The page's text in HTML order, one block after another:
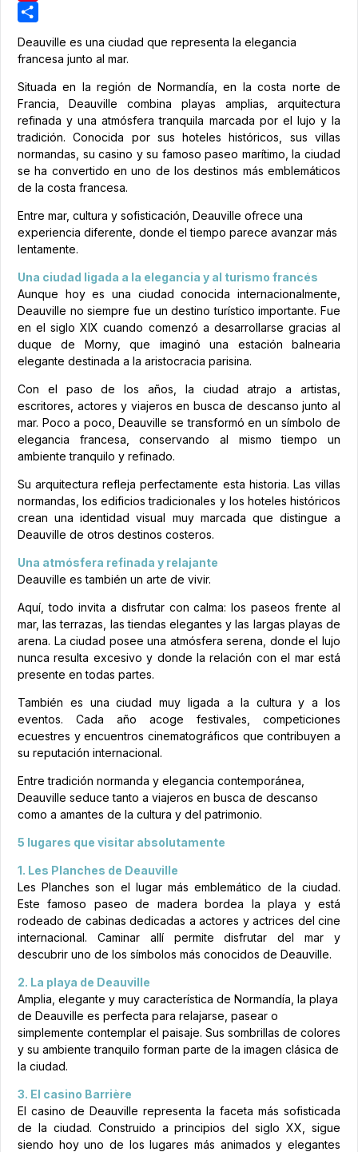
Pinterest
Deauville es una ciudad que representa la elegancia
francesa junto al mar.
Situada en la región de Normandía, en la costa norte de
Francia, Deauville combina playas amplias, arquitectura
refinada y una atmósfera tranquila marcada por el lujo y la
tradición. Conocida por sus hoteles históricos, sus villas
normandas, su casino y su famoso paseo marítimo, la ciudad
se ha convertido en uno de los destinos más emblemáticos
de la costa francesa.
Entre mar, cultura y sofisticación, Deauville ofrece una
experiencia diferente, donde el tiempo parece avanzar más
lentamente.
Una ciudad ligada a la elegancia y al turismo francés
Aunque hoy es una ciudad conocida internacionalmente,
Deauville no siempre fue un destino turístico importante. Fue
en el siglo XIX cuando comenzó a desarrollarse gracias al
duque de Morny, que imaginó una estación balnearia
elegante destinada a la aristocracia parisina.
Con el paso de los años, la ciudad atrajo a artistas,
escritores, actores y viajeros en busca de descanso junto al
mar. Poco a poco, Deauville se transformó en un símbolo de
elegancia francesa, conservando al mismo tiempo un
ambiente tranquilo y refinado.
Su arquitectura refleja perfectamente esta historia. Las villas
normandas, los edificios tradicionales y los hoteles históricos
crean una identidad visual muy marcada que distingue a
Deauville de otros destinos costeros.
Una atmósfera refinada y relajante
Deauville es también un arte de vivir.
Aquí, todo invita a disfrutar con calma: los paseos frente al
mar, las terrazas, las tiendas elegantes y las largas playas de
arena. La ciudad posee una atmósfera serena, donde el lujo
nunca resulta excesivo y donde la relación con el mar está
presente en todas partes.
También es una ciudad muy ligada a la cultura y a los
eventos. Cada año acoge festivales, competiciones
ecuestres y encuentros cinematográficos que contribuyen a
su reputación internacional.
Entre tradición normanda y elegancia contemporánea,
Deauville seduce tanto a viajeros en busca de descanso
como a amantes de la cultura y del patrimonio.
5 lugares que visitar absolutamente
1. Les Planches de Deauville
Les Planches son el lugar más emblemático de la ciudad.
Este famoso paseo de madera bordea la playa y está
rodeado de cabinas dedicadas a actores y actrices del cine
internacional. Caminar allí permite disfrutar del mar y
descubrir uno de los símbolos más conocidos de Deauville.
2. La playa de Deauville
Amplia, elegante y muy característica de Normandía, la playa
de Deauville es perfecta para relajarse, pasear o
simplemente contemplar el paisaje. Sus sombrillas de colores
y su ambiente tranquilo forman parte de la imagen clásica de
la ciudad.
3. El casino Barrière
El casino de Deauville representa la faceta más sofisticada
de la ciudad. Construido a principios del siglo XX, sigue
siendo hoy uno de los lugares más animados y elegantes